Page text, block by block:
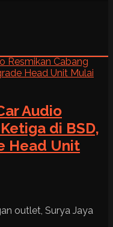
Audio
di BSD,
Head Unit
outlet, Surya Jaya